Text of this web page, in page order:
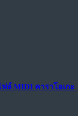
ฟล์ MIDI คาราโอเกะ